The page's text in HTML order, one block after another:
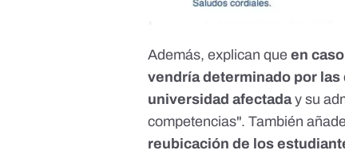
Además, explican queen
vendría determinado por
universidad afectaday su
competencias". También
reubicación de los